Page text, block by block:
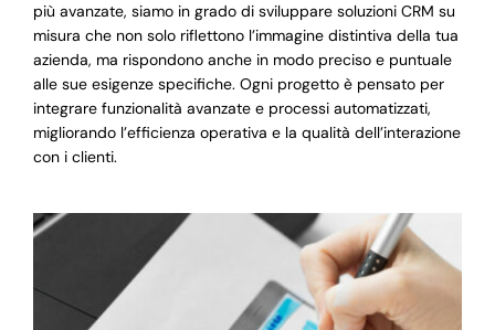
più avanzate, siamo in grado di sviluppare soluzioni CRM su
misura che non solo riflettono l’immagine distintiva della tua
azienda, ma rispondono anche in modo preciso e puntuale
alle sue esigenze specifiche. Ogni progetto è pensato per
integrare funzionalità avanzate e processi automatizzati,
migliorando l’efficienza operativa e la qualità dell’interazione
con i clienti.